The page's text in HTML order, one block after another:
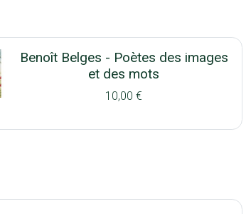
Benoît Belges - Poètes des images
et des mots
10,00 €